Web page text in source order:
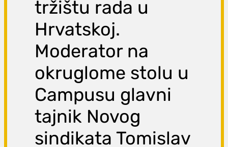
tržištu rada u
Hrvatskoj.
Moderator na
okruglome stolu u
Campusu glavni
tajnik Novog
sindikata Tomislav